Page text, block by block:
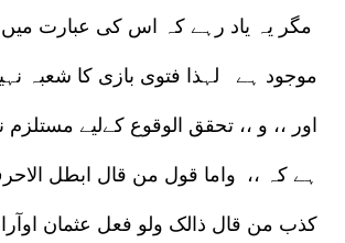
مگر یہ یاد رہے کہ اس کی عبارت میں
موجود ہے لہذا فتوی بازی کا شعبہ
اور ،، و ،، تحقق الوقوع کےلیے
ہے کہ ،، واما قول من قال ابطل
کذب من قال ذالک ولو فعل عثمان